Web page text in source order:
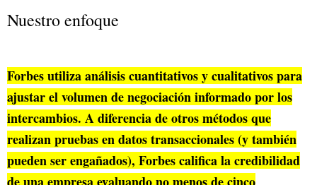
Nuestro enfoque
Forbes utiliza análisis cuantitativos y cualitativos para
ajustar el volumen de negociación informado por los
intercambios. A diferencia de otros métodos que
realizan pruebas en datos transaccionales (y también
pueden ser engañados), Forbes califica la credibilidad